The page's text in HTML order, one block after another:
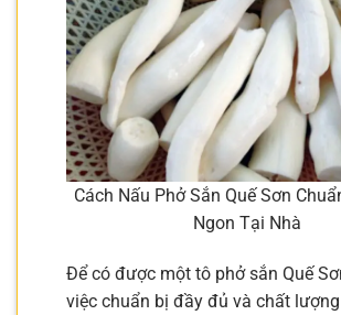
Cách Nấu Phở Sắn Quế Sơn
Ngon Tại Nhà
Để có được một tô phở sắn Quế
việc chuẩn bị đầy đủ và chất